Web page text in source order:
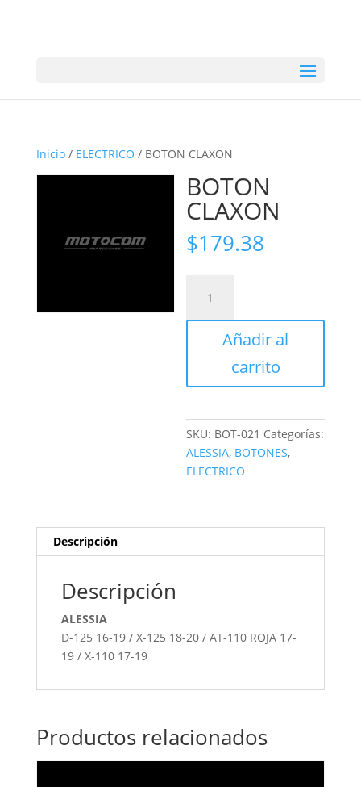
Inicio/ ELECTRICO / BOTON CLAXON
BOTON
CLAXON
$179.38
CLAXON
cantidad
Añadir al
carrito
SKU: BOT-021 Categorías:
ALESSIA, BOTONES,
ELECTRICO
Descripción
Descripción
ALESSIA
D-125 16-19 / X-125 18-20 / AT-110 ROJA 17-
19 / X-110 17-19
Productos relacionados